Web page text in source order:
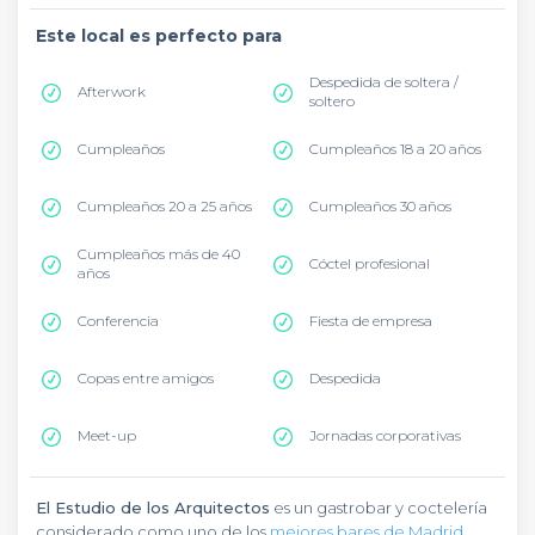
Este local es perfecto para
Afterwork
Despedida de soltera /
soltero
Cumpleaños Cumpleaños 18 a 20 años
Cumpleaños 20 a 25 años Cumpleaños 30 años
Cumpleaños más de 40
años
Cóctel profesional
Conferencia Fiesta de empresa
Copas entre amigos Despedida
Meet-up Jornadas corporativas
El Estudio de los Arquitectos es un gastrobar y coctelería